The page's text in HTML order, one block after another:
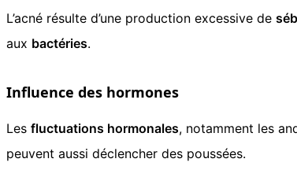
L’acné résulte d’une production excessive de
aux bactéries.
Influence des hormones
Les fluctuations hormonales, notamment les
peuvent aussi déclencher des poussées.